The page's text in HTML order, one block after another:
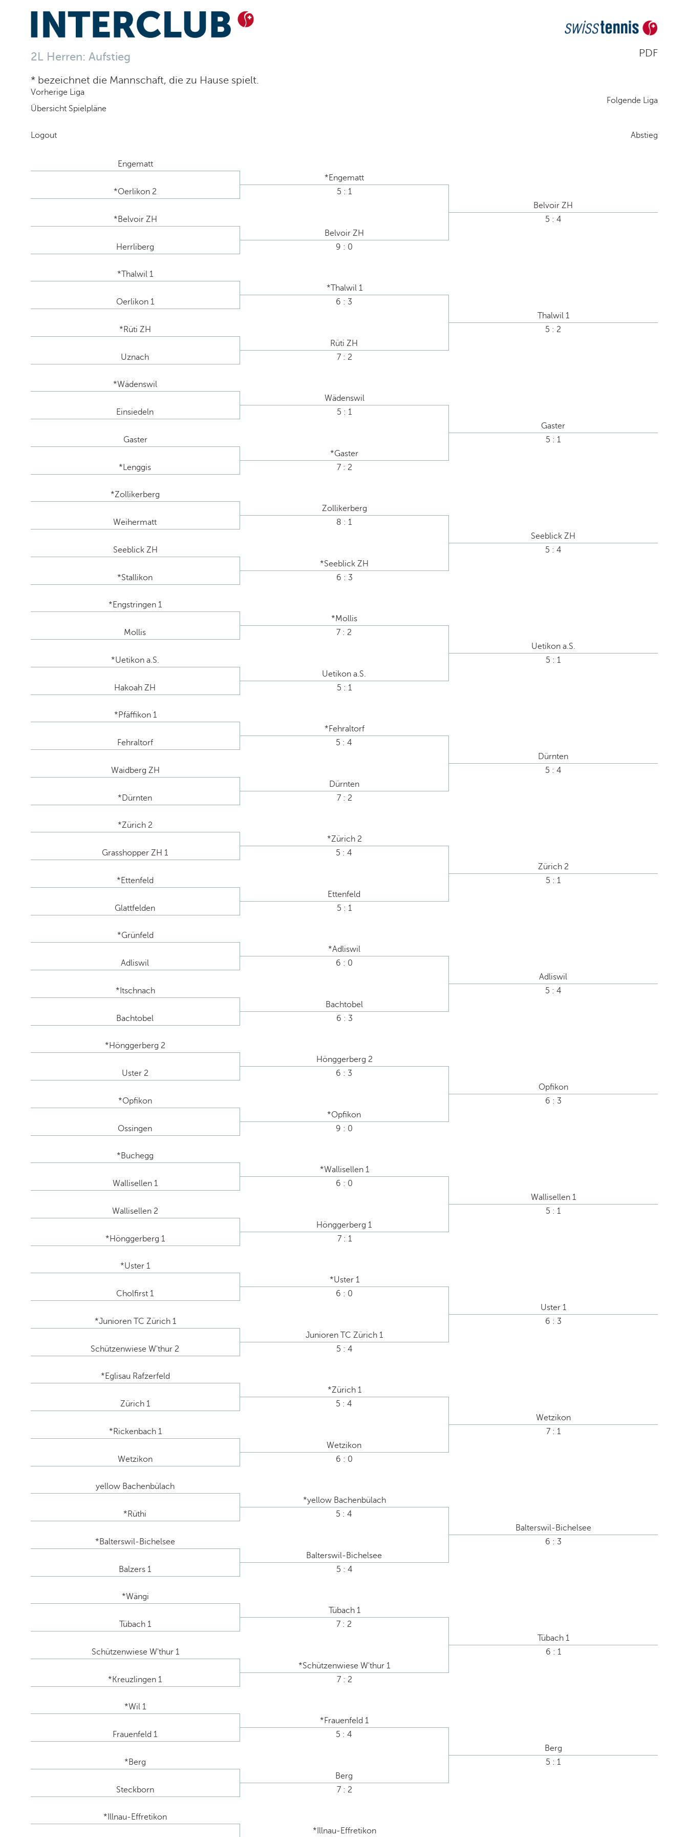
2L Herren: Aufstieg PDF
* bezeichnet die Mannschaft, die zu Hause spielt.
Vorherige Liga
Übersicht Spielpläne
Folgende Liga
Logout Abstieg
Engematt
*Engematt
*Oerlikon 2
5 : 1
Belvoir ZH
*Belvoir ZH
5 : 4
Belvoir ZH
Herrliberg
9 : 0
*Thalwil 1
*Thalwil 1
Oerlikon 1
6 : 3
Thalwil 1
*Rüti ZH
5 : 2
Rüti ZH
Uznach
7 : 2
*Wädenswil
Wädenswil
Einsiedeln
5 : 1
Gaster
Gaster
5 : 1
*Gaster
*Lenggis
7 : 2
*Zollikerberg
Zollikerberg
Weihermatt
8 : 1
Seeblick ZH
Seeblick ZH
5 : 4
*Seeblick ZH
*Stallikon
6 : 3
*Engstringen 1
*Mollis
Mollis
7 : 2
Uetikon a.S.
*Uetikon a.S.
5 : 1
Uetikon a.S.
Hakoah ZH
5 : 1
*Pfäffikon 1
*Fehraltorf
Fehraltorf
5 : 4
Dürnten
Waidberg ZH
5 : 4
Dürnten
*Dürnten
7 : 2
*Zürich 2
*Zürich 2
Grasshopper ZH 1
5 : 4
Zürich 2
*Ettenfeld
5 : 1
Ettenfeld
Glattfelden
5 : 1
*Grünfeld
*Adliswil
Adliswil
6 : 0
Adliswil
*Itschnach
5 : 4
Bachtobel
Bachtobel
6 : 3
*Hönggerberg 2
Hönggerberg 2
Uster 2
6 : 3
Opfikon
*Opfikon
6 : 3
*Opfikon
Ossingen
9 : 0
*Buchegg
*Wallisellen 1
Wallisellen 1
6 : 0
Wallisellen 1
Wallisellen 2
5 : 1
Hönggerberg 1
*Hönggerberg 1
7 : 1
*Uster 1
*Uster 1
Cholfirst 1
6 : 0
Uster 1
*Junioren TC Zürich 1
6 : 3
Junioren TC Zürich 1
Schützenwiese W'thur 2
5 : 4
*Eglisau Rafzerfeld
*Zürich 1
Zürich 1
5 : 4
Wetzikon
*Rickenbach 1
7 : 1
Wetzikon
Wetzikon
6 : 0
yellow Bachenbülach
*yellow Bachenbülach
*Rüthi
5 : 4
Balterswil-Bichelsee
*Balterswil-Bichelsee
6 : 3
Balterswil-Bichelsee
Balzers 1
5 : 4
*Wängi
Tübach 1
Tübach 1
7 : 2
Tübach 1
Schützenwiese W'thur 1
6 : 1
*Schützenwiese W'thur 1
*Kreuzlingen 1
7 : 2
*Wil 1
*Frauenfeld 1
Frauenfeld 1
5 : 4
Berg
*Berg
5 : 1
Berg
Steckborn
7 : 2
*Illnau-Effretikon
*Illnau-Effretikon